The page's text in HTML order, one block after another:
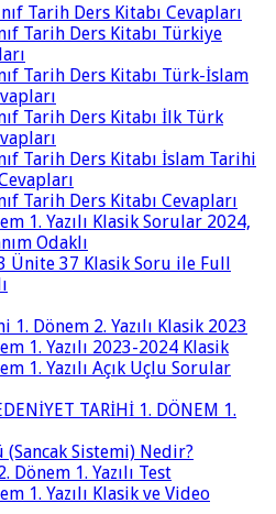
Tarih Ders Kitabı Cevapları
Tarih Ders Kitabı Türkiye
Tarih Ders Kitabı Türk-İslam
Tarih Ders Kitabı İlk Türk
Tarih Ders Kitabı İslam Tarihi
Tarih Ders Kitabı Cevapları
1. Yazılı Klasik Sorular 2024,
Odaklı
Ünite 37 Klasik Soru ile Full
1. Dönem 2. Yazılı Klasik 2023
1. Yazılı 2023-2024 Klasik
1. Yazılı Açık Uçlu Sorular
TARİHİ 1. DÖNEM 1.
(Sancak Sistemi) Nedir?
Dönem 1. Yazılı Test
1. Yazılı Klasik ve Video